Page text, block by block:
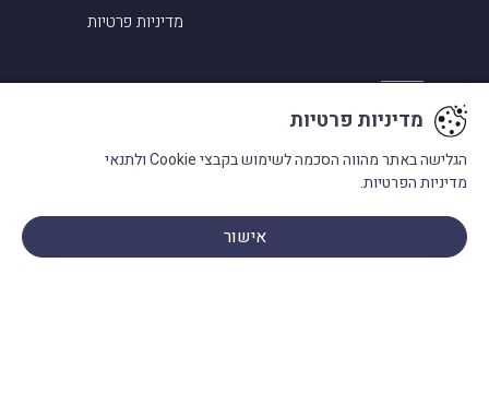
מדיניות פרטיות
תחומי עיסוק
סיפורי הצלחה
אלמוג שפירא ביקורות
פנו אלינו
מדיניות פרטיות
הגלישה באתר מהווה הסכמה לשימוש בקבצי Cookie
ולתנאי
מדיניות הפרטיות.
אישור